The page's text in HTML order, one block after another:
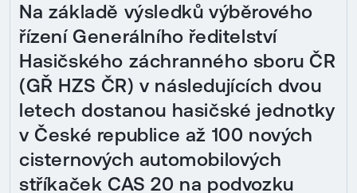
Na základě výsledků výběrového
řízení Generálního ředitelství
Hasičského záchranného sboru ČR
(GŘ HZS ČR) v následujících dvou
letech dostanou hasičské jednotky
v České republice až 100 nových
cisternových automobilových
stříkaček CAS 20 na podvozku